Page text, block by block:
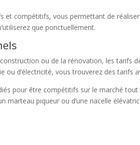
compétitifs, vous permettant de
que ponctuellement.
ou de la rénovation, les tarifs
ou d’électricité, vous trouverez des tarifs
pour être compétitifs sur le marché
marteau piqueur ou d’une nacelle